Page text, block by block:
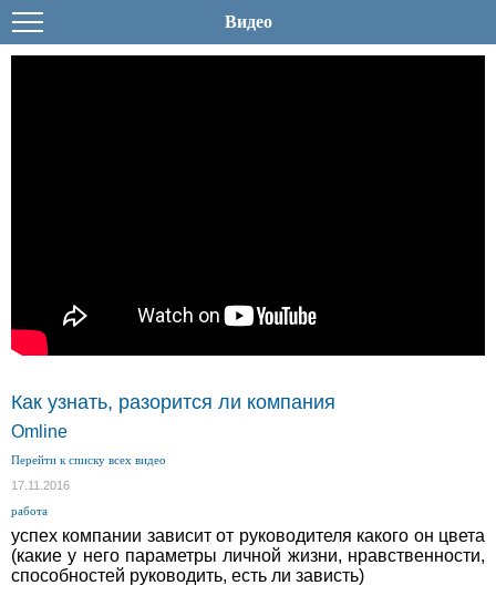
Видео
Как узнать, разорится ли компания
Omline
Перейти к списку всех видео
17.11.2016
работа
успех компании зависит от руководителя какого он цвета
(какие у него параметры личной жизни, нравственности,
способностей руководить, есть ли зависть)